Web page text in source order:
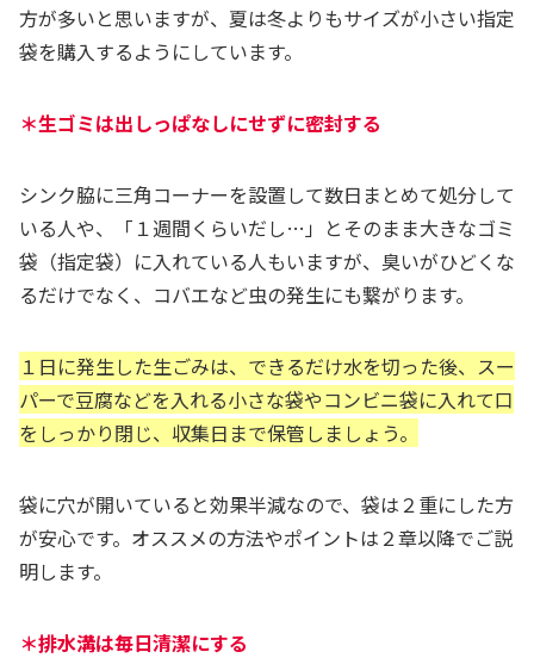
方が多いと思いますが、夏は冬よりもサイズが小さい指定
袋を購入するようにしています。
＊生ゴミは出しっぱなしにせずに密封する
シンク脇に三角コーナーを設置して数日まとめて処分して
いる人や、「１週間くらいだし…」とそのまま大きなゴミ
袋（指定袋）に入れている人もいますが、臭いがひどくな
るだけでなく、コバエなど虫の発生にも繋がります。
１日に発生した生ごみは、できるだけ水を切った後、スー
パーで豆腐などを入れる小さな袋やコンビニ袋に入れて口
をしっかり閉じ、収集日まで保管しましょう。
袋に穴が開いていると効果半減なので、袋は２重にした方
が安心です。オススメの方法やポイントは２章以降でご説
明します。
＊排水溝は毎日清潔にする